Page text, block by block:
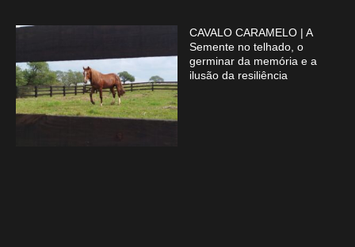
CAVALO CARAMELO | A
Semente no telhado, o
germinar da memória e a
ilusão da resiliência